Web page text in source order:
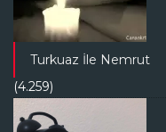
Turkuaz İle Nemrut
(4.259)